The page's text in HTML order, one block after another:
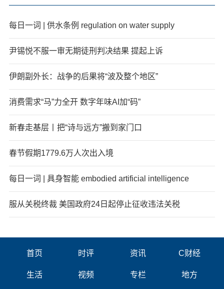
每日一词 | 供水条例 regulation on water supply
尹锡悦不服一审无期徒刑判决结果 提起上诉
伊朗副外长：战争的后果将“波及整个地区”
消费需求“马”力全开 数字年味AI加“码”
新春走基层丨把“诗与远方”搬到家门口
春节假期1779.6万人次出入境
每日一词 | 具身智能 embodied artificial intelligence
服从关税终裁 美国政府24日起停止征收违法关税
首页 时评 资讯 C财经
生活 视频 专栏 地方